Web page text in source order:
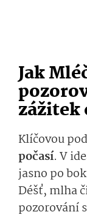
Jak
zážitek
Klíčovou
počasí. V
jasno po
Déšť, mlha
pozorování